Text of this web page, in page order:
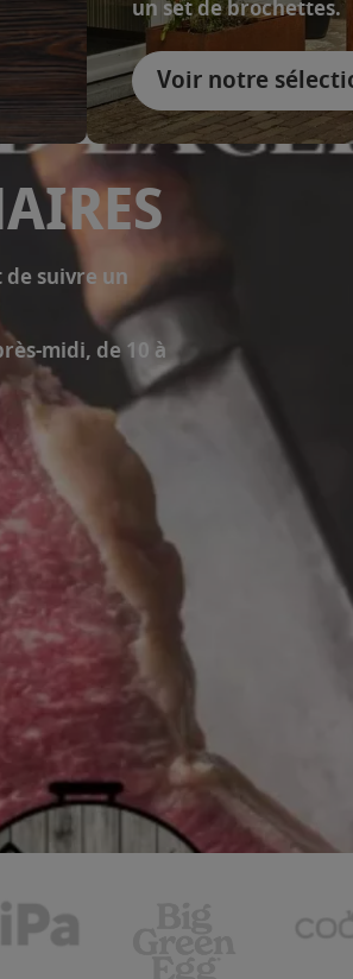
un set de brochettes.
Voir notre
suivre un
midi, de 10 à